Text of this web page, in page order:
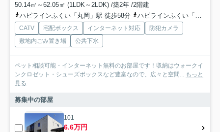
50.14㎡～62.05㎡ (1LDK～2LDK) /築2年 /2階建
ハピラインふくい「丸岡」駅 徒歩58分
ハピラインふくい「春江」駅 徒歩63分
CATV 宅配ボックス インターネット対応
防犯カメラ
敷地内ごみ置き場
公共下水
ペット相談可能・インターネット無料のお部屋です！収納はウォークイ
ンクロゼット・シューズボックスなど豊富なので、広々と空間... もっと
見る
募集中の部屋
101
6.6万円